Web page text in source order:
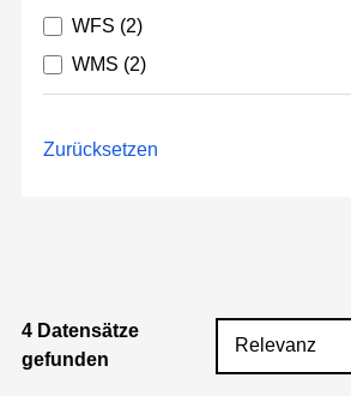
WFS (2)
WMS (2)
Zurücksetzen
4 Datensätze
gefunden